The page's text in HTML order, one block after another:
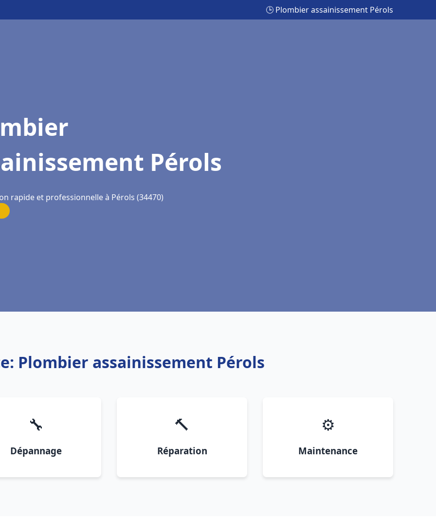
🕒 Plombier assainissement Pérols
Pérols
rapide et professionnelle à Pérols (34470)
Plombier assainissement Pérols
🔧
Dépannage
🔨
Réparation
⚙️
Maintenance